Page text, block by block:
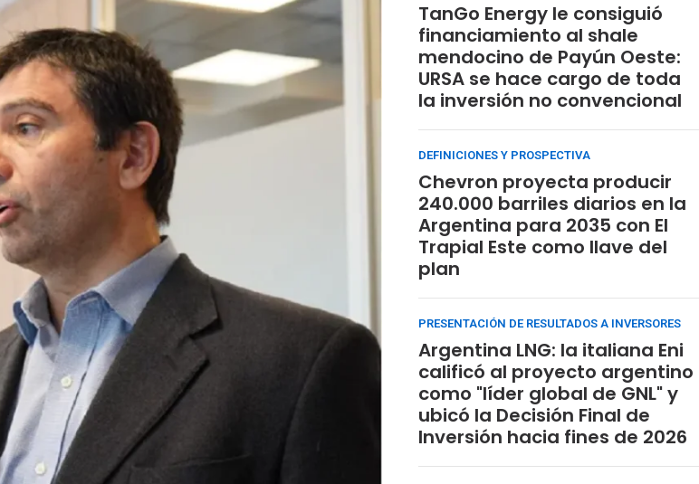
TanGo Energy le consiguió
financiamiento al shale
mendocino de Payún Oeste:
URSA se hace cargo de toda
la inversión no convencional
DEFINICIONES Y PROSPECTIVA
Chevron proyecta producir
240.000 barriles diarios en la
Argentina para 2035 con El
Trapial Este como llave del
plan
PRESENTACIÓN DE RESULTADOS A INVERSORES
Argentina LNG: la italiana Eni
calificó al proyecto argentino
como "líder global de GNL" y
ubicó la Decisión Final de
Inversión hacia fines de 2026